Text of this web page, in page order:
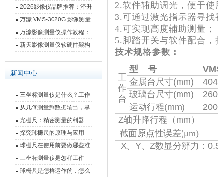
障维修方法
原理、分类及选型应用
2026影像仪品牌推荐：泽升
影像测量仪选型指南
万濠 VMS-3020G 影像测量
仪技术规格与应用解析
万濠影像测量仪操作教程：
从开机到出报告，新手也能
新天影像测量仪软硬件架构
新闻中心
三坐标测量仪是什么？工作
原理、分类与核心功能一次
讲清
从几何测量到数据输出，掌
握万濠影像测量仪的六大核
心能力
光栅尺：精密测量的利器
探究球栅尺的原理与应用
球栅尺在使用前要做哪些准
备工作？
三坐标测量仪是怎样工作
的，功能有什么优势？
球栅尺是怎样运作的，怎么
2.软件辅助调光，便于
3.可通过激光指示器寻
4.可实现高度辅助测量；
5.脚踏开关与软件配合
技术规格参数：
工
作
台
型 号
金属台尺寸(mm)
玻璃台尺寸(mm)
运动行程(mm)
Z轴升降行程（mm）
截面原点性误差(μm)
X、Y、Z数显分辨力：